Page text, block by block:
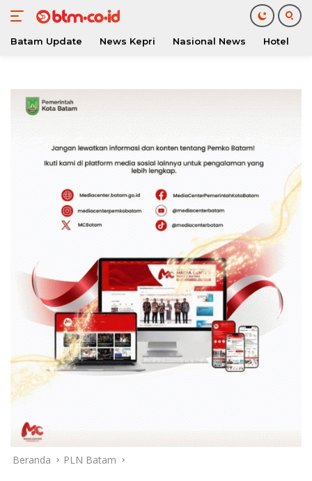
konten
Batam Update News Kepri Nasional News Hotel
Beranda PLN Batam